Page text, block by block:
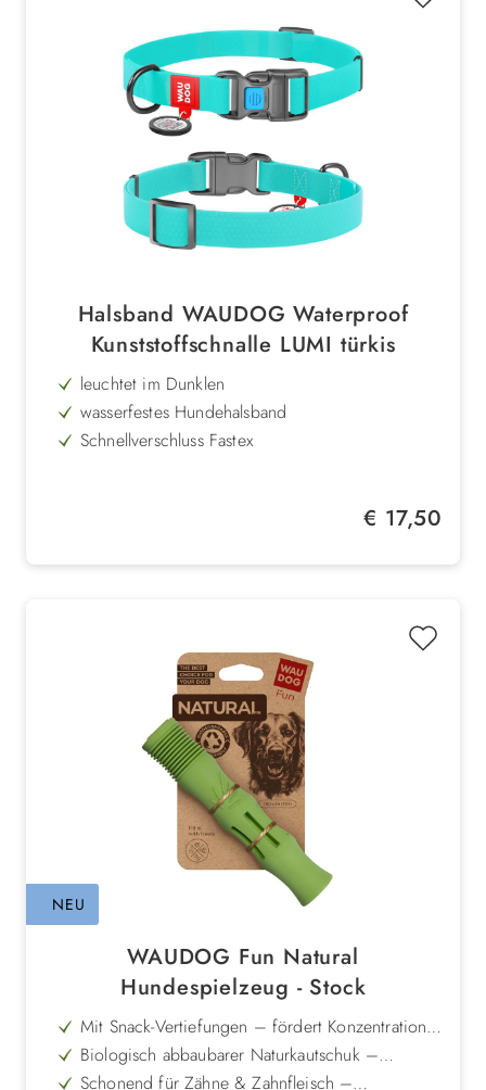
Halsband WAUDOG Waterproof
Kunststoffschnalle LUMI türkis
leuchtet im Dunklen
wasserfestes Hundehalsband
Schnellverschluss Fastex
Regulärer Preis:
€ 17,50
NEU
WAUDOG Fun Natural
Hundespielzeug - Stock
Mit Snack-Vertiefungen – fördert Konzentration
und selbstständige Beschäftigung
Biologisch abbaubarer Naturkautschuk –
nachhaltig und besonders sicher
Schonend für Zähne & Zahnfleisch –